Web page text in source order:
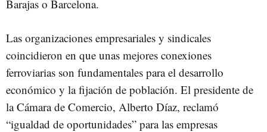
Barajas o Barcelona.
Las organizaciones empresariales y sindicales
coincidieron en que unas mejores conexiones
ferroviarias son fundamentales para el desarrollo
económico y la fijación de población. El presidente de
la Cámara de Comercio, Alberto Díaz, reclamó
“igualdad de oportunidades” para las empresas